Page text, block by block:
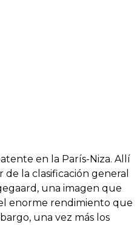
en la París-Niza. Allí
de la clasificación general
una imagen que
enorme rendimiento que
una vez más los